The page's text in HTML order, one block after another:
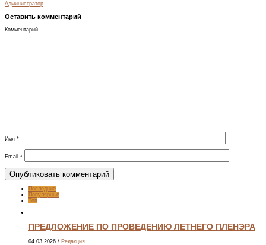
Администратор
Оставить комментарий
Комментарий
Имя *
Email *
Последние
Популярные
Топ
ПРЕДЛОЖЕНИЕ ПО ПРОВЕДЕНИЮ ЛЕТНЕГО ПЛЕНЭРА
04.03.2026 / Редакция